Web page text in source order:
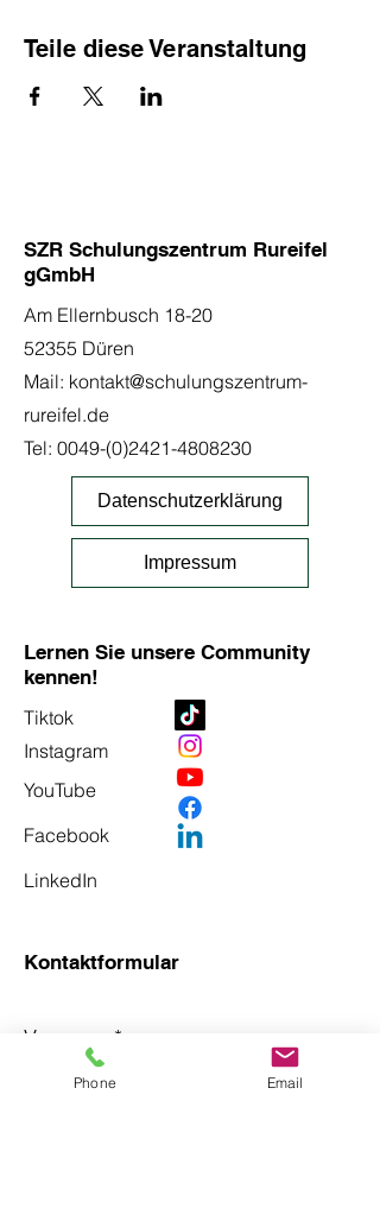
Teile diese Veranstaltung
SZR Schulungszentrum Rureifel
gGmbH
Am Ellernbusch 18-20
52355 Düren
Mail: kontakt@schulungszentrum-
rureifel.de
Tel: 0049-(0)2421-4808230
Datenschutzerklärung
Impressum
Lernen Sie unsere Community
kennen!
Tiktok
Instagram
YouTube
Facebook
LinkedIn
Kontaktformular
Vorname *
Phone Email